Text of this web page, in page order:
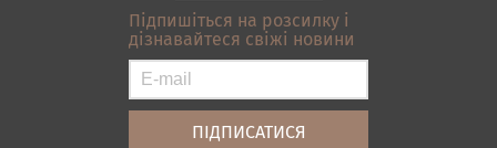
Контакти
Карта сайту
Умови покупки
Підпишіться на розсилку і
дізнавайтеся свіжі новини